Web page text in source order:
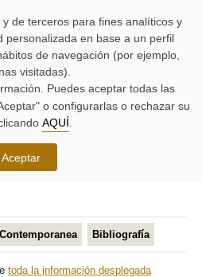
Contemporanea Bibliografía
toda la información desplegada
de terceros para fines analíticos y
personalizada en base a un perfil
de navegación (por ejemplo,
visitadas).
Puedes aceptar todas las
o configurarlas o rechazar su
AQUÍ
Aceptar